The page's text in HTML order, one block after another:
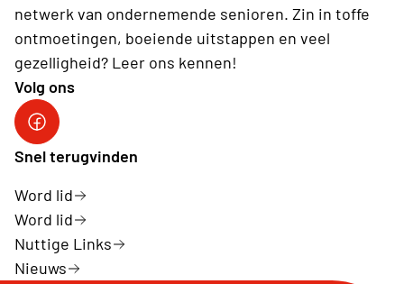
netwerk van ondernemende senioren. Zin in toffe
ontmoetingen, boeiende uitstappen en veel
gezelligheid? Leer ons kennen!
Volg ons
Facebook Neos Heusden-Zolder
Snel terugvinden
Word lid
Word lid
Nuttige Links
Nieuws